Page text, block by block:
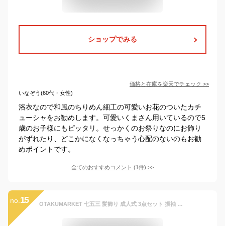
ショップでみる
価格と在庫を楽天でチェック >>
いなぞう(60代・女性)
浴衣なので和風のちりめん細工の可愛いお花のついたカチ
ューシャをお勧めします。可愛いくまさん用いているので5
歳のお子様にもピッタリ。せっかくのお祭りなのにお飾り
がずれたり、どこかになくなっちゃう心配のないのもお勧
めポイントです。
全てのおすすめコメント (1件) >
no. 15 OTAKUMARKET 七五三 髪飾り 成人式 3点セット 振袖 浴衣 和装 つまみ細工 髪 飾り 着物 髪飾り 袴 卒業式 結婚式 セット 三歳 七歳 女の子 ガールズ 4カラー (ブルー)